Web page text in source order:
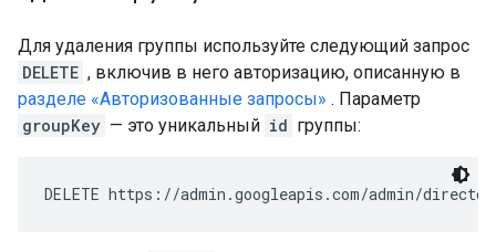
Для удаления группы используйте следующий запрос
DELETE , включив в него авторизацию, описанную в
разделе «Авторизованные запросы» . Параметр
groupKey — это уникальный id группы:
DELETE https://admin.googleapis.com/admin/